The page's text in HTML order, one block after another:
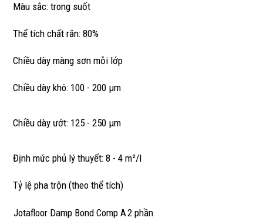
Màu sắc: trong suốt
Thể tích chất rắn: 80%
Chiều dày màng sơn mỗi lớp
Chiều dày khô: 100 - 200 μm
Chiều dày ướt: 125 - 250 μm
Định mức phủ lý thuyết: 8 - 4 m²/l
Tỷ lệ pha trộn (theo thể tích)
Jotafloor Damp Bond Comp A2 phần